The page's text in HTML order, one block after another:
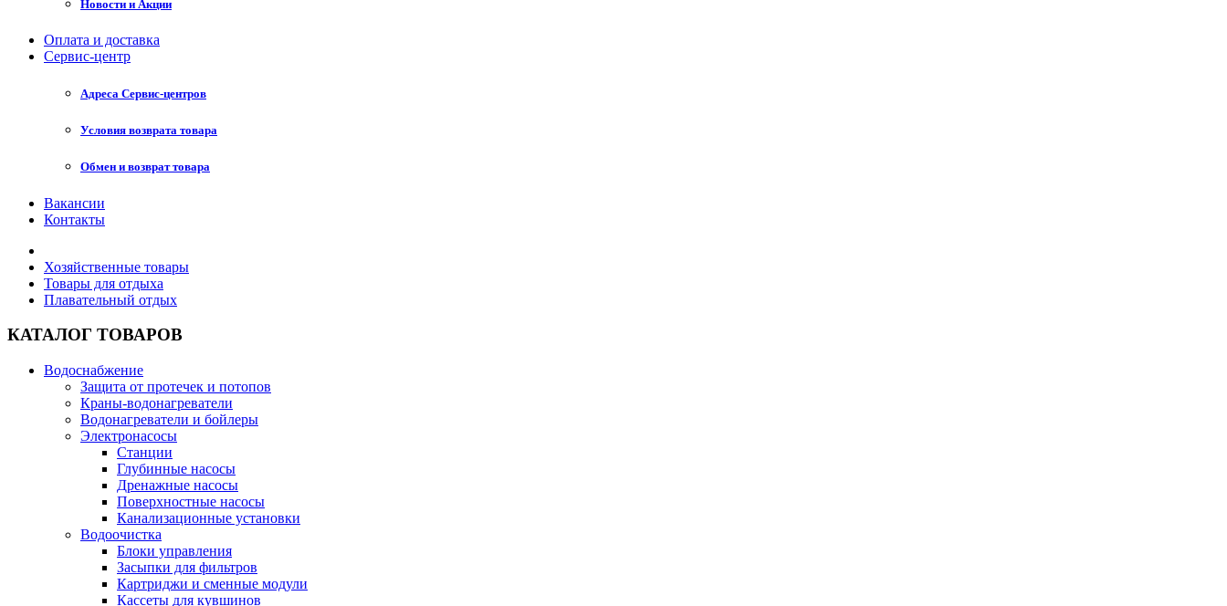
Новости и Акции
Оплата и доставка
Сервис-центр
Адреса Сервис-центров
Условия возврата товара
Обмен и возврат товара
Вакансии
Контакты
Хозяйственные товары
Товары для отдыха
Плавательный отдых
КАТАЛОГ ТОВАРОВ
Водоснабжение
Защита от протечек и потопов
Краны-водонагреватели
Водонагреватели и бойлеры
Электронасосы
Станции
Глубинные насосы
Дренажные насосы
Поверхностные насосы
Канализационные установки
Водоочистка
Блоки управления
Засыпки для фильтров
Картриджи и сменные модули
Кассеты для кувшинов